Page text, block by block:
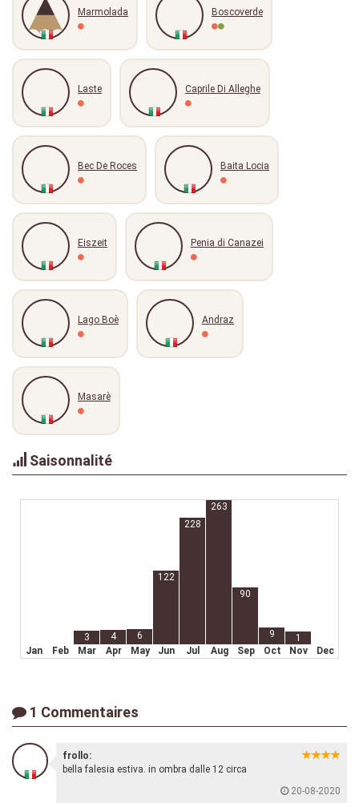
Marmolada Boscoverde
Laste Caprile Di Alleghe
Bec De Roces Baita Locia
Eiszeit Penia di Canazei
Lago Boè Andraz
Masarè
Saisonnalité
3 4 6
122
228
263
90
9
1
Jan
Feb Mar Apr May Jun Jul Aug Sep Oct Nov Dec
1 Commentaires
frollo:
bella falesia estiva. in ombra dalle 12 circa
20-08-2020